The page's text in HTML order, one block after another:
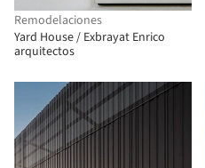
Remodelaciones
Yard House / Exbrayat Enrico
arquitectos